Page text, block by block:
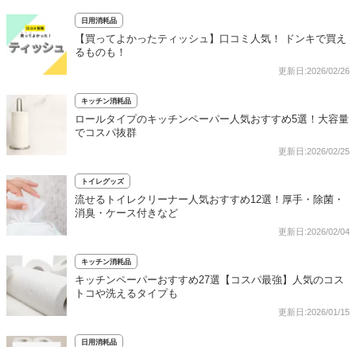
日用消耗品
【買ってよかったティッシュ】口コミ人気！ ドンキで買え
るものも！
更新日:2026/02/26
キッチン消耗品
ロールタイプのキッチンペーパー人気おすすめ5選！大容量
でコスパ抜群
更新日:2026/02/25
トイレグッズ
流せるトイレクリーナー人気おすすめ12選！厚手・除菌・
消臭・ケース付きなど
更新日:2026/02/04
キッチン消耗品
キッチンペーパーおすすめ27選【コスパ最強】人気のコス
トコや洗えるタイプも
更新日:2026/01/15
日用消耗品